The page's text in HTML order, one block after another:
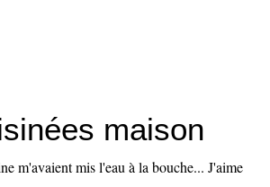
maison
m'avaient mis l'eau à la bouche... J'aime